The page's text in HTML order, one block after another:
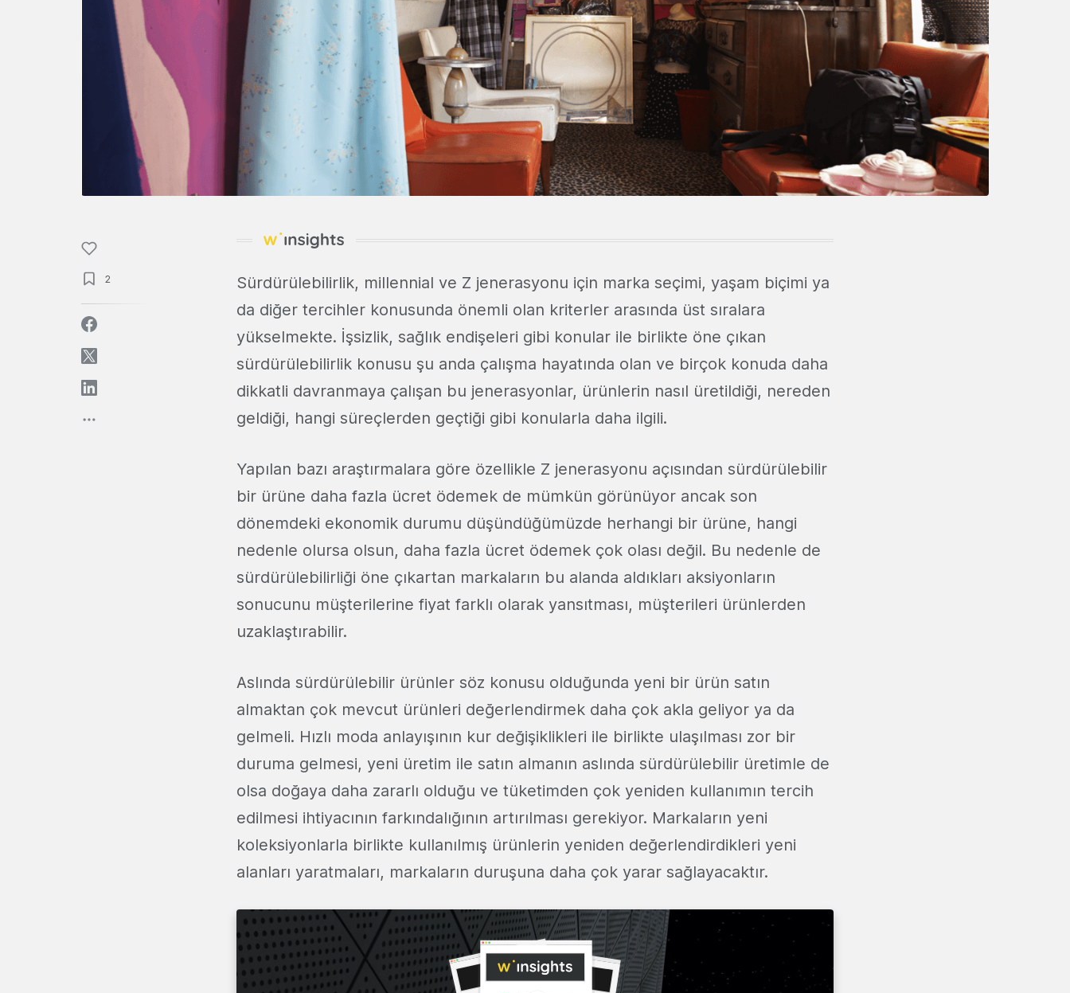
2
Sürdürülebilirlik, millennial ve Z jenerasyonu için marka seçimi, yaşam biçimi ya
da diğer tercihler konusunda önemli olan kriterler arasında üst sıralara
yükselmekte. İşsizlik, sağlık endişeleri gibi konular ile birlikte öne çıkan
sürdürülebilirlik konusu şu anda çalışma hayatında olan ve birçok konuda daha
dikkatli davranmaya çalışan bu jenerasyonlar, ürünlerin nasıl üretildiği, nereden
geldiği, hangi süreçlerden geçtiği gibi konularla daha ilgili.
Yapılan bazı araştırmalara göre özellikle Z jenerasyonu açısından sürdürülebilir
bir ürüne daha fazla ücret ödemek de mümkün görünüyor ancak son
dönemdeki ekonomik durumu düşündüğümüzde herhangi bir ürüne, hangi
nedenle olursa olsun, daha fazla ücret ödemek çok olası değil. Bu nedenle de
sürdürülebilirliği öne çıkartan markaların bu alanda aldıkları aksiyonların
sonucunu müşterilerine fiyat farklı olarak yansıtması, müşterileri ürünlerden
uzaklaştırabilir.
Aslında sürdürülebilir ürünler söz konusu olduğunda yeni bir ürün satın
almaktan çok mevcut ürünleri değerlendirmek daha çok akla geliyor ya da
gelmeli. Hızlı moda anlayışının kur değişiklikleri ile birlikte ulaşılması zor bir
duruma gelmesi, yeni üretim ile satın almanın aslında sürdürülebilir üretimle de
olsa doğaya daha zararlı olduğu ve tüketimden çok yeniden kullanımın tercih
edilmesi ihtiyacının farkındalığının artırılması gerekiyor. Markaların yeni
koleksiyonlarla birlikte kullanılmış ürünlerin yeniden değerlendirdikleri yeni
alanları yaratmaları, markaların duruşuna daha çok yarar sağlayacaktır.